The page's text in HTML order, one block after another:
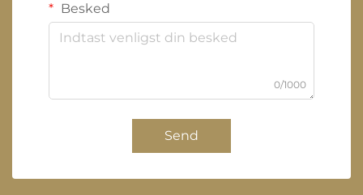
Besked
0/1000
Send